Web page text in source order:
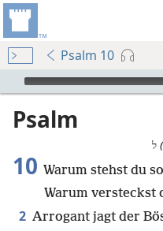
Psalm 10
Audio Player
Psalm
10 Warum stehst du
Warum versteckst
2 Arrogant jagt der